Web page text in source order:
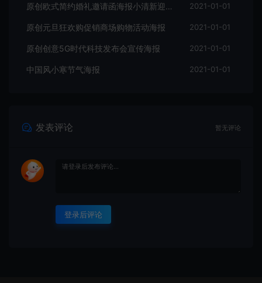
原创欧式简约婚礼邀请函海报小清新迎宾牌 2021-01-01
原创元旦狂欢购促销商场购物活动海报 2021-01-01
原创创意5G时代科技发布会宣传海报 2021-01-01
中国风小寒节气海报 2021-01-01
发表评论 暂无评论
登录后评论